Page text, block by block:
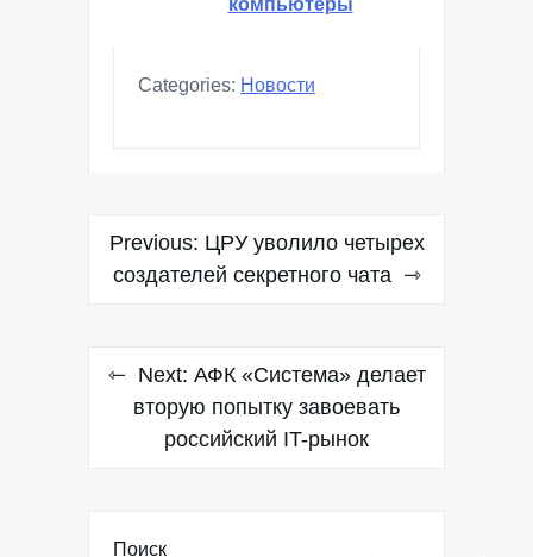
компьютеры
Categories: Новости
Навигация
по
Previous: ЦРУ уволило четырех
создателей секретного чата
Next: АФК «Система» делает
вторую попытку завоевать
российский IT-рынок
Поиск